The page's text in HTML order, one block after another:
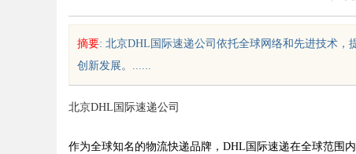
摘要: 北京DHL国际速递公司依托全球网络和先进技术，
创新发展。......
北京DHL国际速递公司
作为全球知名的物流快递品牌，DHL国际速递在全球范围
年，西安纸箱包装定制生产厂
家才是你的优质之选？ 新视界